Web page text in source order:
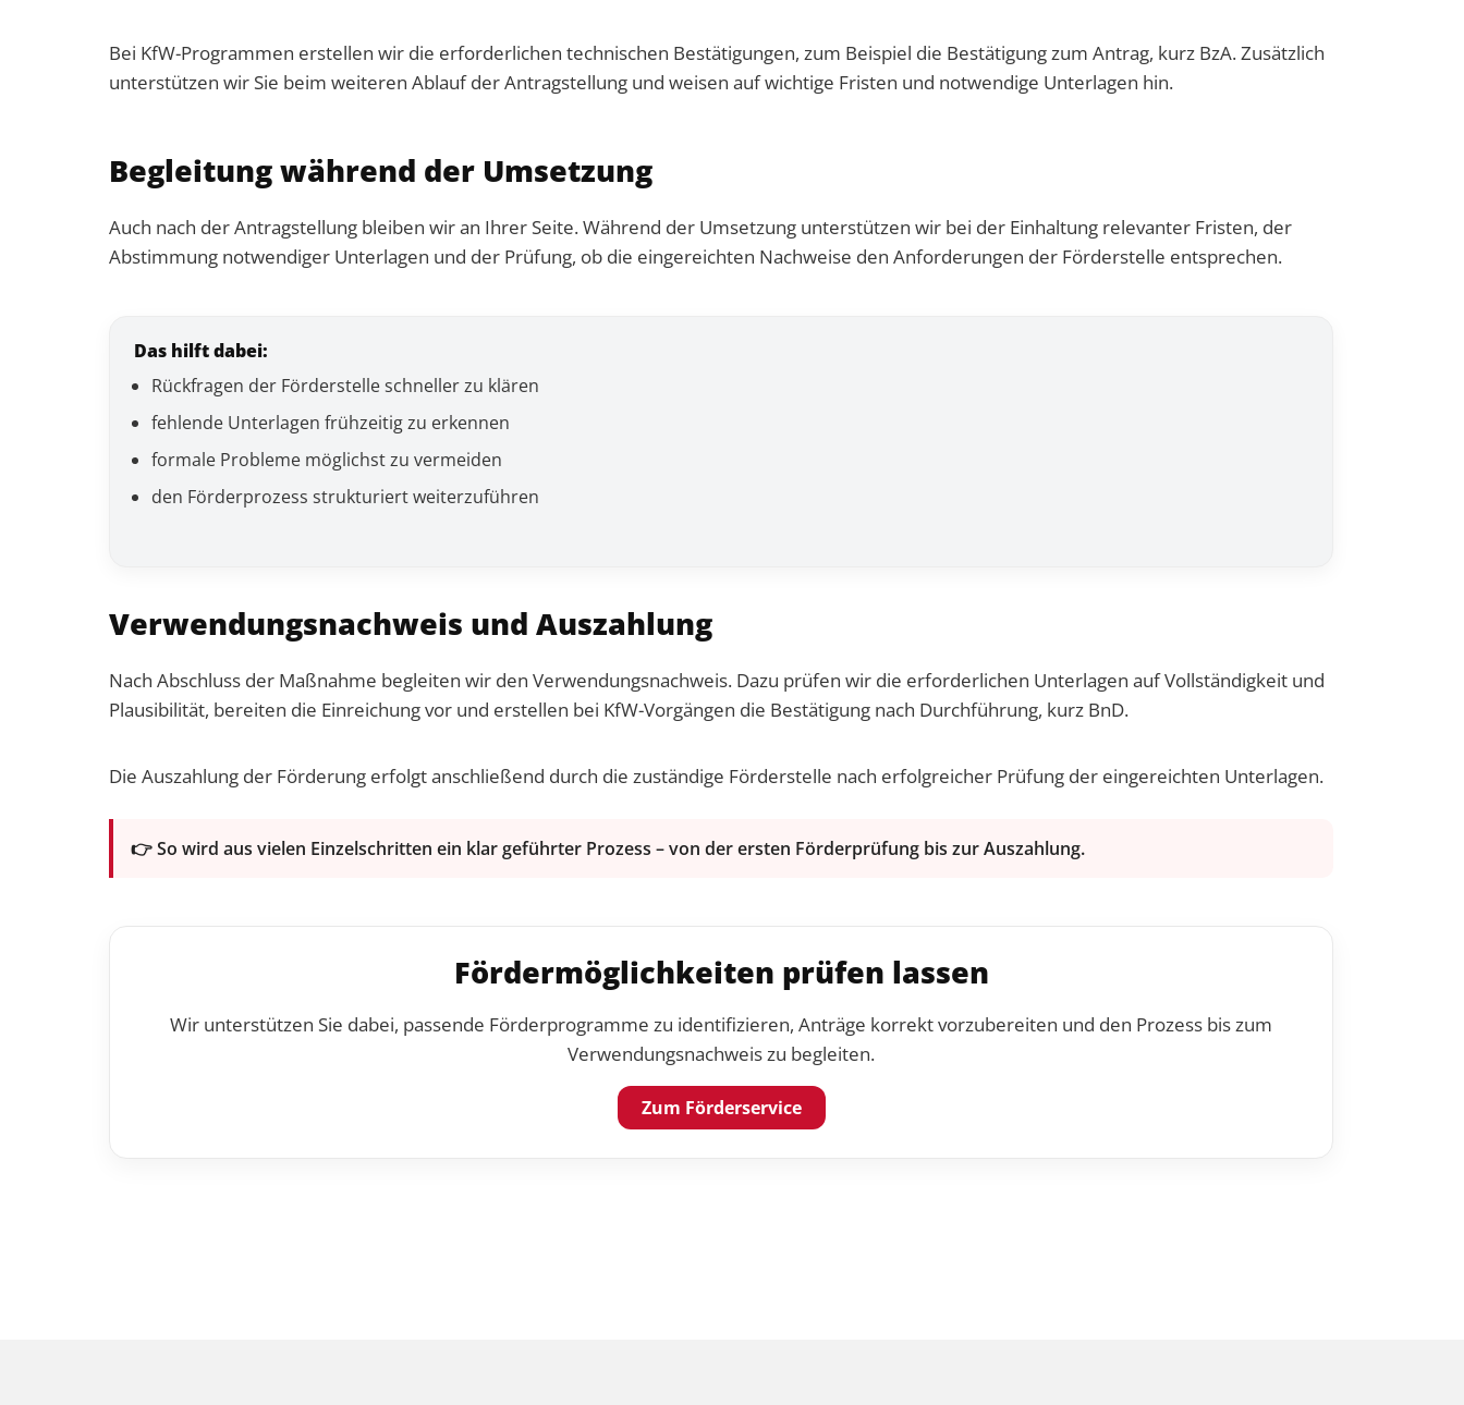
Bei KfW-Programmen erstellen wir die erforderlichen technischen Bestätigungen, zum Beispiel die Bestätigung zum Antrag, kurz BzA. Zusätzlich
unterstützen wir Sie beim weiteren Ablauf der Antragstellung und weisen auf wichtige Fristen und notwendige Unterlagen hin.
Begleitung während der Umsetzung
Auch nach der Antragstellung bleiben wir an Ihrer Seite. Während der Umsetzung unterstützen wir bei der Einhaltung relevanter Fristen, der
Abstimmung notwendiger Unterlagen und der Prüfung, ob die eingereichten Nachweise den Anforderungen der Förderstelle entsprechen.
Das hilft dabei:
Rückfragen der Förderstelle schneller zu klären
fehlende Unterlagen frühzeitig zu erkennen
formale Probleme möglichst zu vermeiden
den Förderprozess strukturiert weiterzuführen
Verwendungsnachweis und Auszahlung
Nach Abschluss der Maßnahme begleiten wir den Verwendungsnachweis. Dazu prüfen wir die erforderlichen Unterlagen auf Vollständigkeit und
Plausibilität, bereiten die Einreichung vor und erstellen bei KfW-Vorgängen die Bestätigung nach Durchführung, kurz BnD.
Die Auszahlung der Förderung erfolgt anschließend durch die zuständige Förderstelle nach erfolgreicher Prüfung der eingereichten Unterlagen.
👉 So wird aus vielen Einzelschritten ein klar geführter Prozess – von der ersten Förderprüfung bis zur Auszahlung.
Fördermöglichkeiten prüfen lassen
Wir unterstützen Sie dabei, passende Förderprogramme zu identifizieren, Anträge korrekt vorzubereiten und den Prozess bis zum
Verwendungsnachweis zu begleiten.
Zum Förderservice